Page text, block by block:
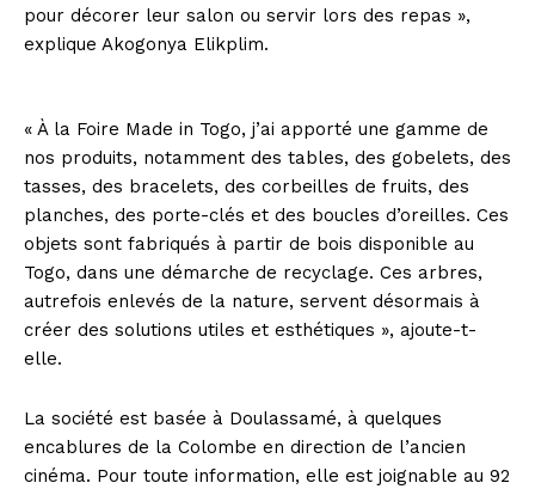
pour décorer leur salon ou servir lors des repas »,
explique Akogonya Elikplim.
« À la Foire Made in Togo, j’ai apporté une gamme de
nos produits, notamment des tables, des gobelets, des
tasses, des bracelets, des corbeilles de fruits, des
planches, des porte-clés et des boucles d’oreilles. Ces
objets sont fabriqués à partir de bois disponible au
Togo, dans une démarche de recyclage. Ces arbres,
autrefois enlevés de la nature, servent désormais à
créer des solutions utiles et esthétiques », ajoute-t-
elle.
La société est basée à Doulassamé, à quelques
encablures de la Colombe en direction de l’ancien
cinéma. Pour toute information, elle est joignable au 92